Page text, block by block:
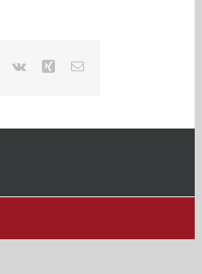
Pinterest
Vk Xing E-